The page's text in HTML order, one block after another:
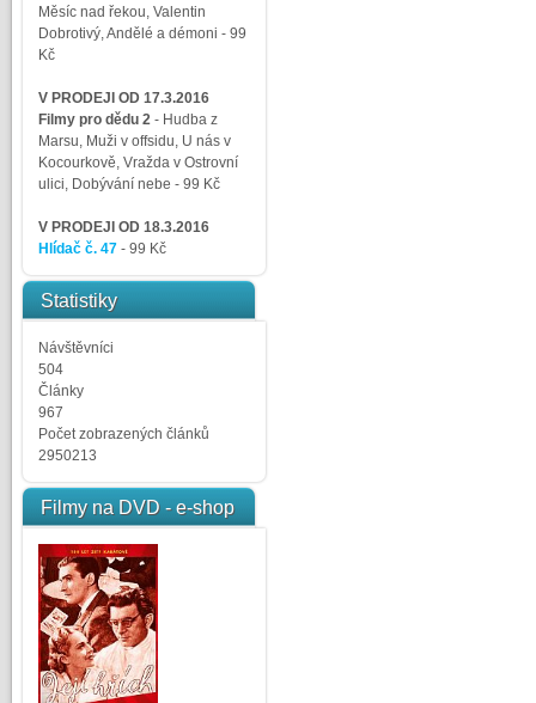
Měsíc nad řekou, Valentin
Dobrotivý, Andělé a démoni - 99
Kč
V PRODEJI OD 17.3.2016
Filmy pro dědu 2- Hudba z
Marsu, Muži v offsidu, U nás v
Kocourkově, Vražda v Ostrovní
ulici, Dobývání nebe - 99 Kč
V PRODEJI OD 18.3.2016
Hlídač č. 47- 99 Kč
Statistiky
Návštěvníci
504
Články
967
Počet zobrazených článků
2950213
Filmy na DVD - e-shop